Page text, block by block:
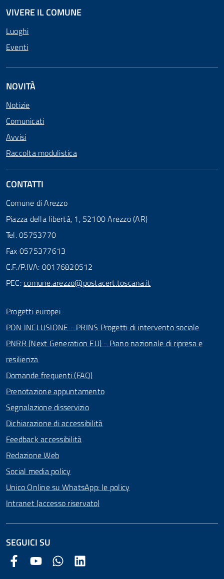
VIVERE IL COMUNE
Luoghi
Eventi
NOVITÀ
Notizie
Comunicati
Avvisi
Raccolta modulistica
CONTATTI
Comune di Arezzo
Piazza della libertà, 1, 52100 Arezzo (AR)
Tel. 05753770
Fax 0575377613
C.F./P.IVA: 00176820512
PEC:comune.arezzo@postacert.toscana.it
Progetti europei
PON INCLUSIONE - PRINS Progetti di intervento sociale
PNRR (Next Generation EU) - Piano nazionale di ripresa e
resilienza
Domande frequenti (FAQ)
Prenotazione appuntamento
Segnalazione disservizio
Dichiarazione di accessibilità
Feedback accessibilità
Redazione Web
Social media policy
Unico Online su WhatsApp: le policy
Intranet (accesso riservato)
SEGUICI SU
Facebook Comune di Arezzo
Youtube Comune di Arezzo
Twitter Comune di Arezzo